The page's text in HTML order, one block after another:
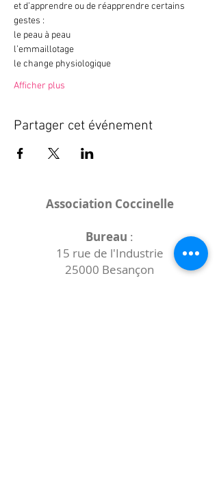
et d’apprendre ou de réapprendre certains
gestes :
le peau à peau
l’emmaillotage
le change physiologique
Afficher plus
Partager cet événement
Association Coccinelle
Bureau :
15 rue de l'Industrie
25000 Besançon